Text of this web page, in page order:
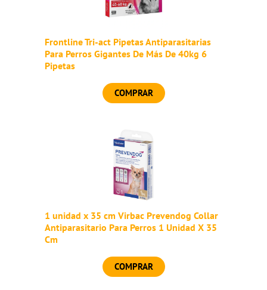
Frontline Tri-act Pipetas Antiparasitarias
Para Perros Gigantes De Más De 40kg 6
Pipetas
COMPRAR
1 unidad x 35 cm Virbac Prevendog Collar
Antiparasitario Para Perros 1 Unidad X 35
Cm
COMPRAR